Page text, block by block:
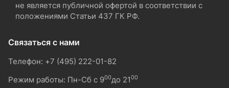
не является публичной офертой в соответствии с
положениями Статьи 437 ГК РФ.
Связаться с нами
Телефон: +7 (495) 222-01-82
Режим работы: Пн-Сб с 900до 2100